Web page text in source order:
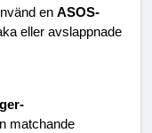
en ASOS-
eller avslappnade
matchande